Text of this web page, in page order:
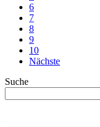
6
7
8
9
10
Nächste
Suche